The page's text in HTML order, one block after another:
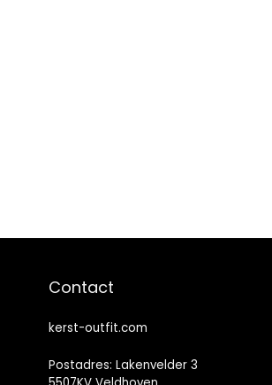
Contact
kerst-outfit.com
Postadres: Lakenvelder 3